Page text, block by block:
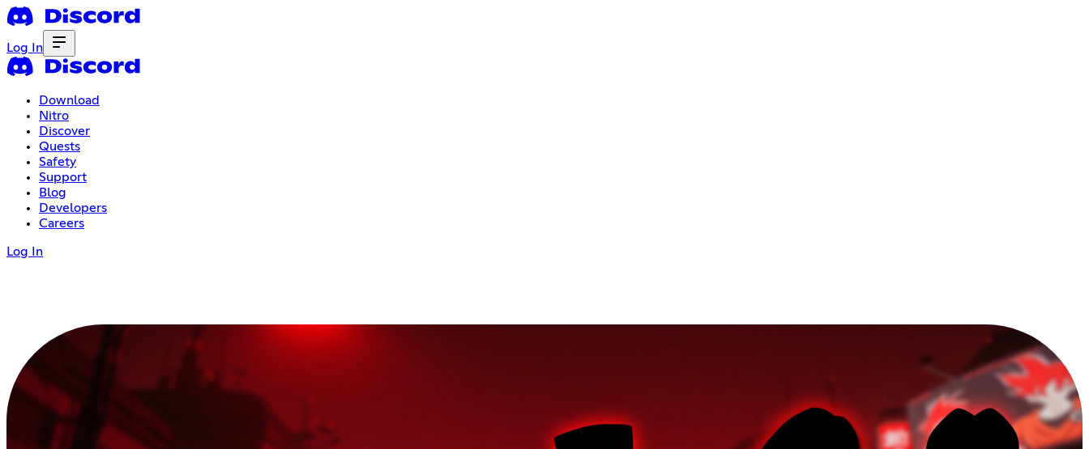
Log In
Download
Nitro
Discover
Quests
Safety
Support
Blog
Developers
Careers
Log In